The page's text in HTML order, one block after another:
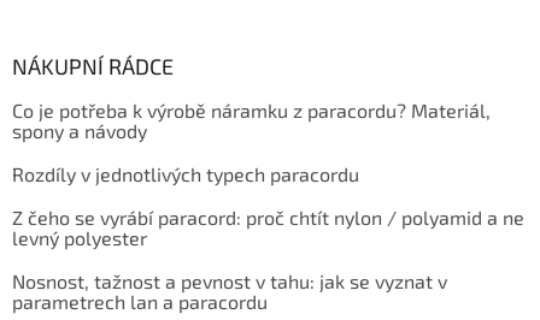
NÁKUPNÍ RÁDCE
Co je potřeba k výrobě náramku z paracordu? Materiál,
spony a návody
Rozdíly v jednotlivých typech paracordu
Z čeho se vyrábí paracord: proč chtít nylon / polyamid a ne
levný polyester
Nosnost, tažnost a pevnost v tahu: jak se vyznat v
parametrech lan a paracordu